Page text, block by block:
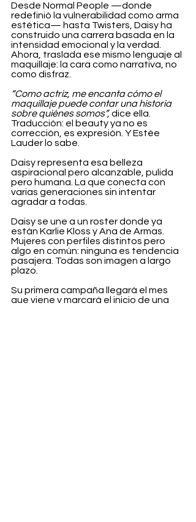
Desde Normal People —donde
redefinió la vulnerabilidad como arma
estética— hasta Twisters, Daisy ha
construido una carrera basada en la
intensidad emocional y la verdad.
Ahora, traslada ese mismo lenguaje al
maquillaje: la cara como narrativa, no
como disfraz.
“Como actriz, me encanta cómo el
maquillaje puede contar una historia
sobre quiénes somos”, dice ella.
Traducción: el beauty ya no es
corrección, es expresión. Y Estée
Lauder lo sabe.
Daisy representa esa belleza
aspiracional pero alcanzable, pulida
pero humana. La que conecta con
varias generaciones sin intentar
agradar a todas.
Daisy se une a un roster donde ya
están Karlie Kloss y Ana de Armas.
Mujeres con perfiles distintos pero
algo en común: ninguna es tendencia
pasajera. Todas son imagen a largo
plazo.
Su primera campaña llegará el mes
que viene y marcará el inicio de una